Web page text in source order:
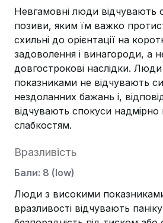
Невгамовні люди відчувають
позиви, яким їм важко
схильні до орієнтації на
задоволення і винагороди, а
довгострокові наслідки.
показниками не відчувають
нездоланних бажань і,
відчувають спокуси
слабкостям.
Вразливість
Бали: 8 (low)
Люди з високими
вразливості відчувають